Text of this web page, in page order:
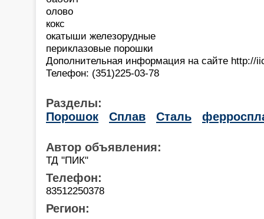
олово
кокс
окатыши железорудные
периклазовые порошки
Дополнительная информация на сайте http://
Телефон: (351)225-03-78
Разделы:
Порошок
Сплав Сталь
Автор объявления:
ТД "ПИК"
Телефон:
83512250378
Регион: